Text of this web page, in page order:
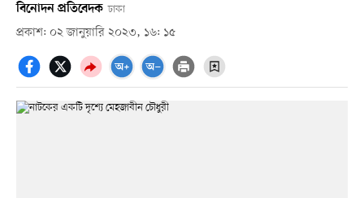
বিনোদন প্রতিবেদক ঢাকা
প্রকাশ: ০২ জানুয়ারি ২০২৩, ১৬: ১৫